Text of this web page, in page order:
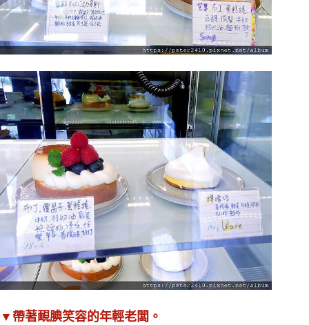
▼帶著靦腆笑容的年輕老闆。